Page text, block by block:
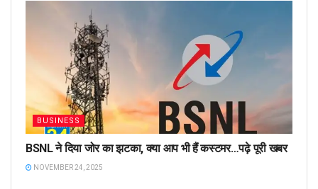
BUSINESS
BSNL ने दिया जोर का झटका, क्या आप भी हैं कस्टमर…पढ़े पूरी खबर
NOVEMBER 24, 2025